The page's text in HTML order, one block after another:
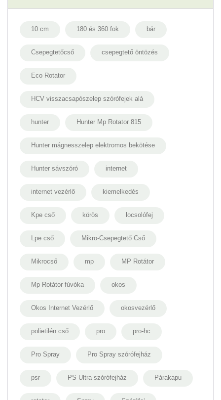
10 cm 180 és 360 fok bár
Csepegtetőcső csepegtető öntözés
Eco Rotator
HCV visszacsapószelep szórófejek alá
hunter Hunter Mp Rotator 815
Hunter mágnesszelep elektromos bekötése
Hunter sávszóró internet
internet vezérlő kiemelkedés
Kpe cső körös locsolófej
Lpe cső Mikro-Csepegtető Cső
Mikrocső mp MP Rotátor
Mp Rotátor fúvóka okos
Okos Internet Vezérlő okosvezérlő
polietilén cső pro pro-hc
Pro Spray Pro Spray szórófejház
psr PS Ultra szórófejház Párakapu